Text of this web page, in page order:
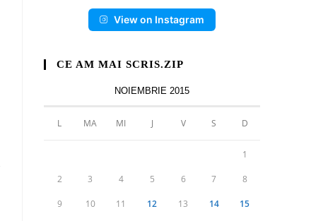
View on Instagram
CE AM MAI SCRIS.ZIP
NOIEMBRIE 2015
L MA MI J V S D
1
2 3 4 5 6 7 8
9 10 11 12 13 14 15